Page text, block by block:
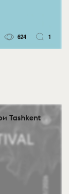
624 1
Tashkent